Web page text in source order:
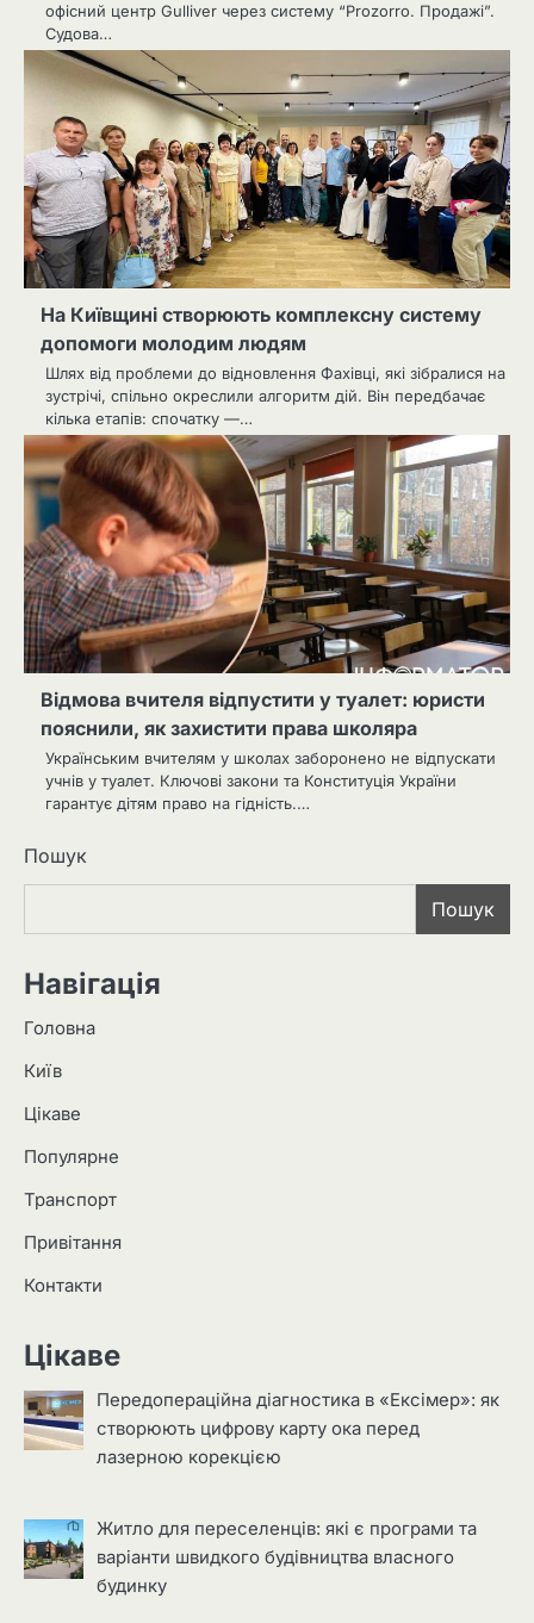
офісний центр Gulliver через систему “Prozorro. Продажі”.
Судова…
На Київщині створюють комплексну систему
допомоги молодим людям
Шлях від проблеми до відновлення Фахівці, які зібралися на
зустрічі, спільно окреслили алгоритм дій. Він передбачає
кілька етапів: спочатку —…
Відмова вчителя відпустити у туалет: юристи
пояснили, як захистити права школяра
Українським вчителям у школах заборонено не відпускати
учнів у туалет. Ключові закони та Конституція України
гарантує дітям право на гідність.…
Пошук
Пошук
Навігація
Головна
Київ
Цікаве
Популярне
Транспорт
Привітання
Контакти
Цікаве
Передопераційна діагностика в «Ексімер»: як
створюють цифрову карту ока перед
лазерною корекцією
Житло для переселенців: які є програми та
варіанти швидкого будівництва власного
будинку